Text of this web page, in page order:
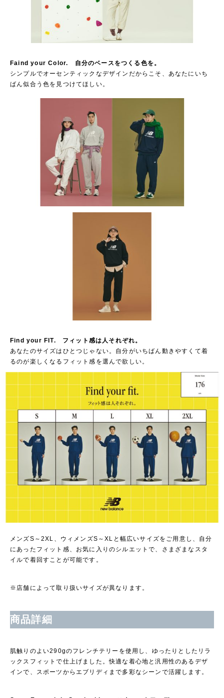
Faind your Color. 自分のベースをつくる色を。
シンプルでオーセンティックなデザインだからこそ、あなたにいち
ばん似合う色を見つけてほしい。
Find your FIT. フィット感は人それぞれ。
あなたのサイズはひとつじゃない。自分がいちばん動きやすくて着
るのが楽しくなるフィット感を選んで欲しい。
メンズS～2XL、ウィメンズS～XLと幅広いサイズをご用意し、自分
にあったフィット感、お気に入りのシルエットで、さまざまなスタ
イルで着回すことが可能です。
※店舗によって取り扱いサイズが異なります。
商品詳細
肌触りのよい290gのフレンチテリーを使用し、ゆったりとしたリラ
ックスフィットで仕上げました。快適な着心地と汎用性のあるデザ
インで、スポーツからエブリディまで多彩なシーンで活躍します。